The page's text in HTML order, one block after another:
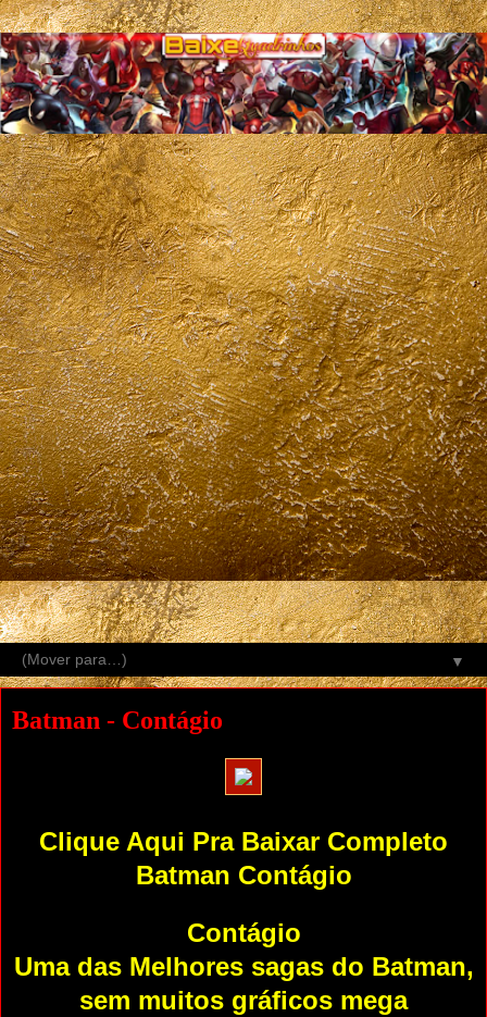
▼
Batman - Contágio
Clique Aqui Pra Baixar Completo
Batman Contágio
Contágio
Uma das Melhores sagas do Batman,
sem muitos gráficos mega